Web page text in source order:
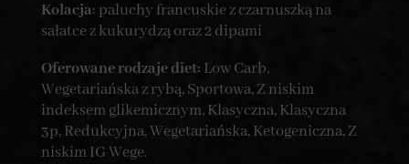
Kolacja: paluchy francuskie z czarnuszką na
sałatce z kukurydzą oraz 2 dipami
Oferowane rodzaje diet: Low Carb,
Wegetariańska z rybą, Sportowa, Z niskim
indeksem glikemicznym, Klasyczna, Klasyczna
3p, Redukcyjna, Wegetariańska, Ketogeniczna, Z
niskim IG Wege.